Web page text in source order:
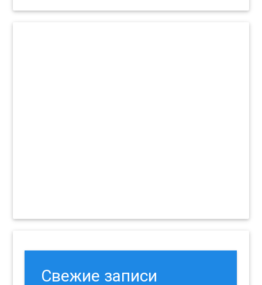
Свежие записи